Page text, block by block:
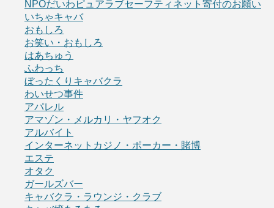
NPOだいわピュアラブセーフティネット寄付のお願い
いちゃキャバ
おもしろ
お笑い・おもしろ
はあちゅう
ふわっち
ぼったくりキャバクラ
わいせつ事件
アパレル
アマゾン・メルカリ・ヤフオク
アルバイト
インターネットカジノ・ポーカー・賭博
エステ
オタク
ガールズバー
キャバクラ・ラウンジ・クラブ